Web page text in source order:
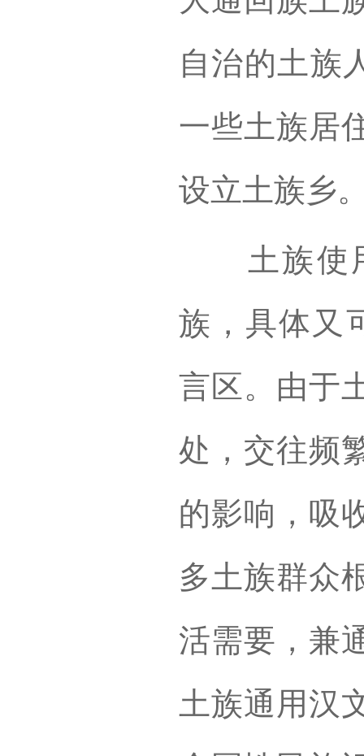
自治的土族
一些土族居
设立土族乡
土族使用
族，具体又
言区。由于
处，交往频
的影响，吸
多土族群众
活需要，兼
土族通用汉